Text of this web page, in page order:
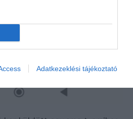
Adatkezeklési tájékoztató